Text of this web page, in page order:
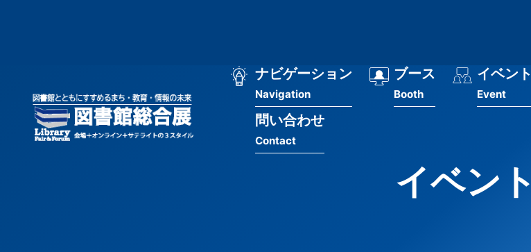
ー
ザ
メ ナビゲーション
Navigation
ブース
Booth
イベント
Event
問い合わせ
Contact
イベント